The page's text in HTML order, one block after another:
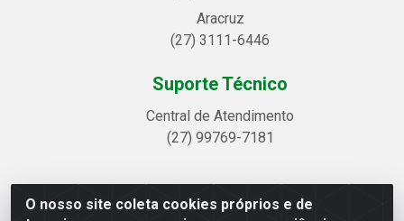
O nosso site coleta cookies próprios e de
Aracruz
(27) 3111-6446
Suporte Técnico
Central de Atendimento
(27) 99769-7181
Linhavix Distribuidora LTDA - Avenida Alegre, 2521 -